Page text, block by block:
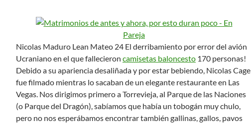
Nicolas Maduro Lean Mateo 24 El derribamiento por error del avión
Ucraniano en el que fallecieron camisetas baloncesto 170 personas!
Debido a su apariencia desaliñada y por estar bebiendo, Nicolas Cage
fue filmado mientras lo sacaban de un elegante restaurante en Las
Vegas. Nos dirigimos primero a Torrevieja, al Parque de las Naciones
(o Parque del Dragón), sabíamos que había un tobogán muy chulo,
pero no nos esperábamos encontrar también gallinas, gallos, pavos